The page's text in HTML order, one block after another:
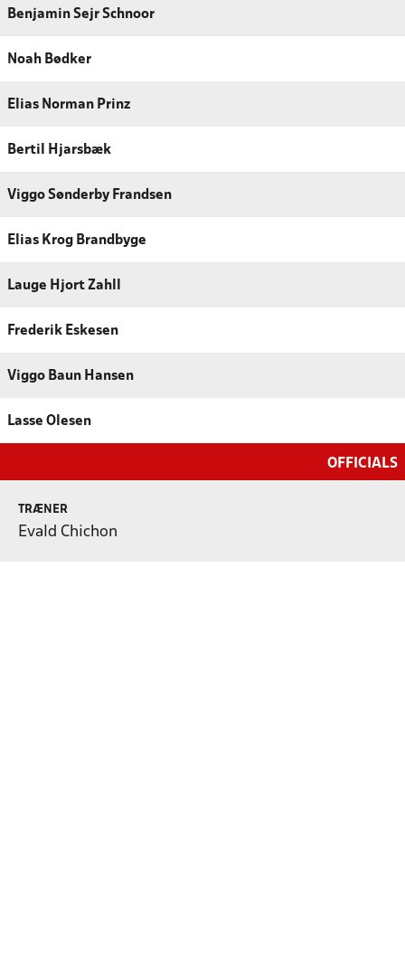
Benjamin Sejr Schnoor
Noah Bødker
Elias Norman Prinz
Bertil Hjarsbæk
Viggo Sønderby Frandsen
Elias Krog Brandbyge
Lauge Hjort Zahll
Frederik Eskesen
Viggo Baun Hansen
Lasse Olesen
OFFICIALS
TRÆNER
Evald Chichon